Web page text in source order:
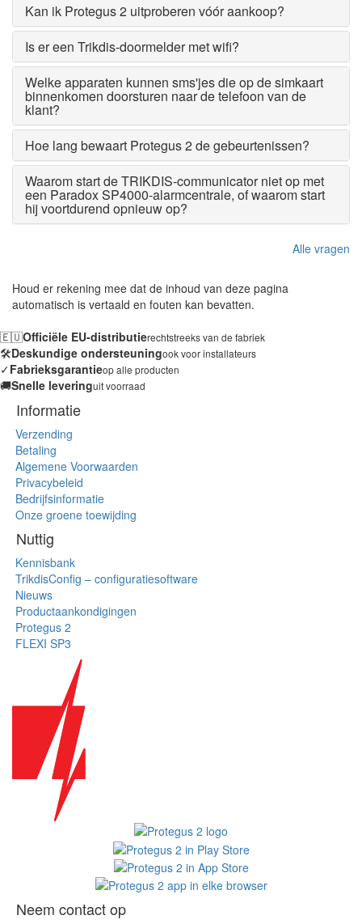
Kan ik Protegus 2 uitproberen vóór aankoop?
Is er een Trikdis-doormelder met wifi?
Welke apparaten kunnen sms'jes die op de simkaart
binnenkomen doorsturen naar de telefoon van de
klant?
Hoe lang bewaart Protegus 2 de gebeurtenissen?
Waarom start de TRIKDIS-communicator niet op met
een Paradox SP4000-alarmcentrale, of waarom start
hij voortdurend opnieuw op?
Alle vragen
Houd er rekening mee dat de inhoud van deze pagina
automatisch is vertaald en fouten kan bevatten.
🇪🇺Officiële EU-distributierechtstreeks van de fabriek
🛠️Deskundige ondersteuningook voor installateurs
✓Fabrieksgarantieop alle producten
🚚Snelle leveringuit voorraad
Informatie
Verzending
Betaling
Algemene Voorwaarden
Privacybeleid
Bedrijfsinformatie
Onze groene toewijding
Nuttig
Kennisbank
TrikdisConfig – configuratiesoftware
Nieuws
Productaankondigingen
Protegus 2
FLEXI SP3
Neem contact op